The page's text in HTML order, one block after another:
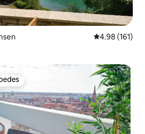
Calificación
4.98 (161)